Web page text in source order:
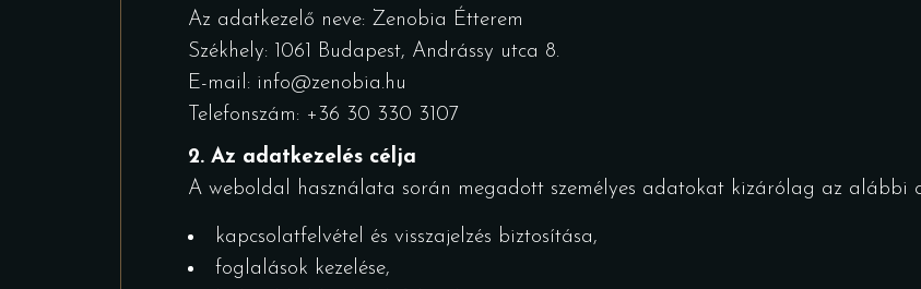
Az adatkezelő neve: Zenobia Étterem
Székhely: 1061 Budapest, Andrássy utca 8.
E-mail: info@zenobia.hu
Telefonszám: +36 30 330 3107
2. Az adatkezelés célja
A weboldal használata során megadott személyes adatokat kizárólag az alábbi
kapcsolatfelvétel és visszajelzés biztosítása,
foglalások kezelése,